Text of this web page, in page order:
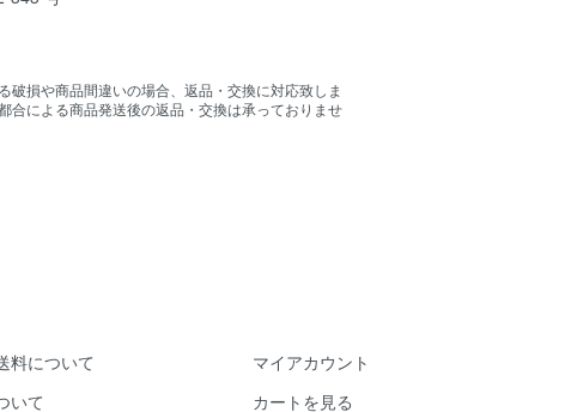
破損や商品間違いの場合、返品・交換に対応致しま
合による商品発送後の返品・交換は承っておりませ
料について
いて
マイアカウント
カートを見る